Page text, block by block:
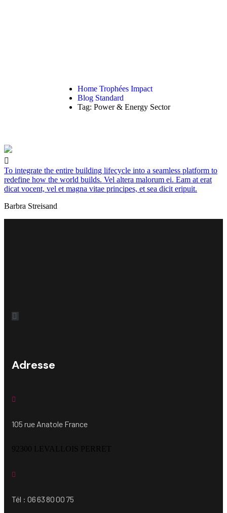
Home Trophées Impact
Blog Standard
Tag: Power & Energy Sector
To integrate the entire building lifecycle into a seamless platform to
redefine how the world builds. Vel altera malorum ei. Eam at erat
dicat vocent, vel et magna vitae principes, et sea dicit eripuit.
Barbra Streisand
Adresse
105 rue Anatole France
92300 LEVALLOIS PERRET
Tél : 06 63 80 00 75